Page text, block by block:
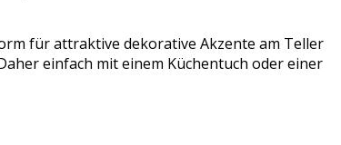
für attraktive dekorative Akzente am Teller
einfach mit einem Küchentuch oder einer